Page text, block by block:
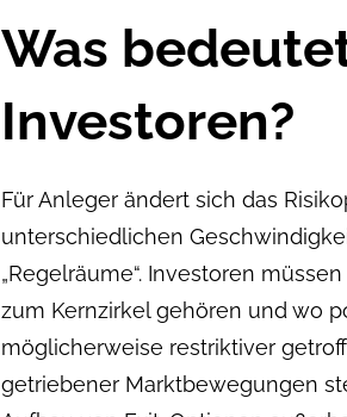
Was
Investoren?
Für Anleger ändert sich das
unterschiedlichen
„Regelräume“. Investoren
zum Kernzirkel gehören und wo
möglicherweise restriktiver
getriebener Marktbewegungen